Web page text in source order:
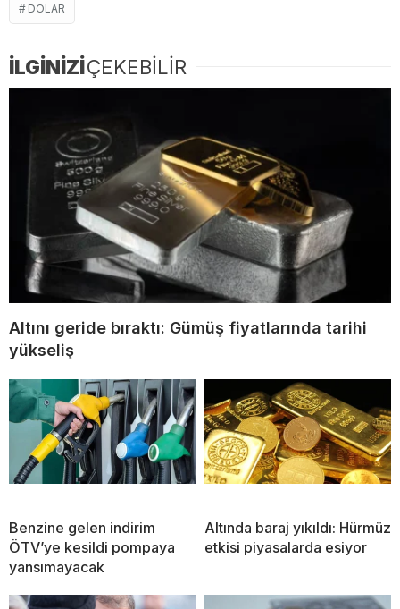
DOLAR
İLGİNİZİÇEKEBİLİR
Altını geride bıraktı: Gümüş fiyatlarında tarihi
yükseliş
Benzine gelen indirim
ÖTV’ye kesildi pompaya
yansımayacak
Altında baraj yıkıldı: Hürmüz
etkisi piyasalarda esiyor